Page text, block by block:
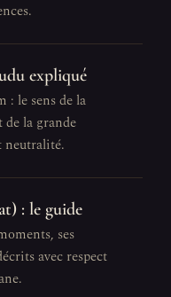
expliqué
: le sens de la
la grande
neutralité.
: le guide
ses
avec respect